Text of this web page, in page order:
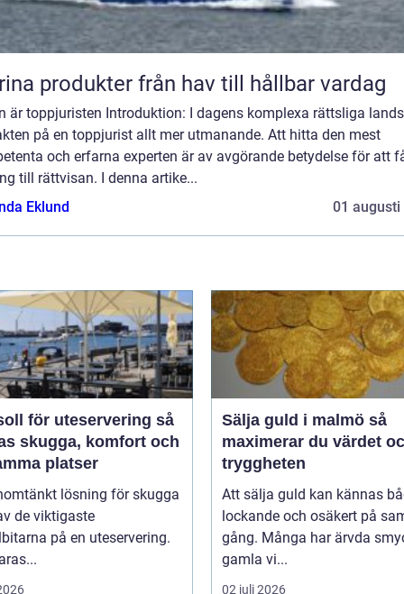
Marina produkter från hav till hållbar vardag
är toppjuristen Introduktion: I dagens komplexa rättsliga
på en toppjurist allt mer utmanande. Att hitta den mest
och erfarna experten är av avgörande betydelse för att
till rättvisan. I denna artike...
Eklund
01 augusti
för uteservering så
skugga, komfort och
platser
lösning för skugga
de viktigaste
på en uteservering.
Sälja guld i malmö så
maximerar du värdet
tryggheten
Att sälja guld kan kännas
lockande och osäkert på
gång. Många har ärvda
gamla vi...
02 juli 2026